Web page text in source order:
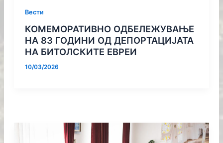
Вести
КОМЕМОРАТИВНО ОДБЕЛЕЖУВАЊЕ
НА 83 ГОДИНИ ОД ДЕПОРТАЦИЈАТА
НА БИТОЛСКИТЕ ЕВРЕИ
10/03/2026